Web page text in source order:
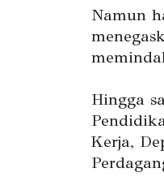
Namun
Hingga
Kerja,